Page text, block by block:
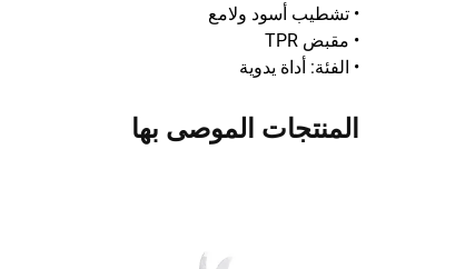
• تشطيب أسود ولامع
• مقبض TPR
• الفئة: أداة يدوية
المنتجات الموصى بها